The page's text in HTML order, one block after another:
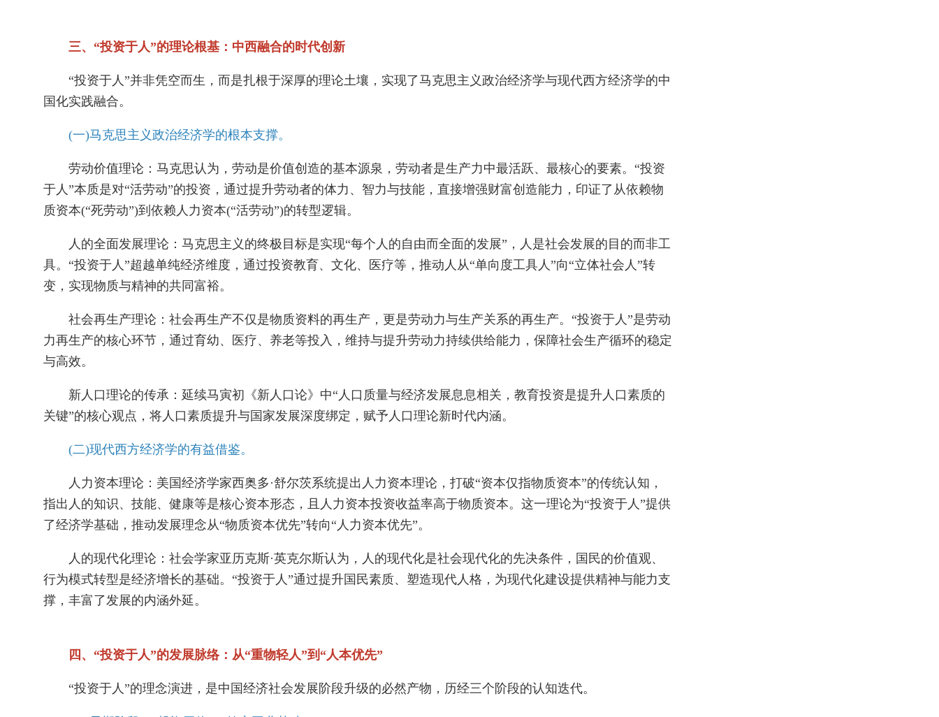
三、“投资于人”的理论根基：中西融合的时代创新
“投资于人”并非凭空而生，而是扎根于深厚的理论土壤，实现了马克思主义政治经济学与现代西方经济学的中
国化实践融合。
(一)马克思主义政治经济学的根本支撑。
劳动价值理论：马克思认为，劳动是价值创造的基本源泉，劳动者是生产力中最活跃、最核心的要素。“投资
于人”本质是对“活劳动”的投资，通过提升劳动者的体力、智力与技能，直接增强财富创造能力，印证了从依赖物
质资本(“死劳动”)到依赖人力资本(“活劳动”)的转型逻辑。
人的全面发展理论：马克思主义的终极目标是实现“每个人的自由而全面的发展”，人是社会发展的目的而非工
具。“投资于人”超越单纯经济维度，通过投资教育、文化、医疗等，推动人从“单向度工具人”向“立体社会人”转
变，实现物质与精神的共同富裕。
社会再生产理论：社会再生产不仅是物质资料的再生产，更是劳动力与生产关系的再生产。“投资于人”是劳动
力再生产的核心环节，通过育幼、医疗、养老等投入，维持与提升劳动力持续供给能力，保障社会生产循环的稳定
与高效。
新人口理论的传承：延续马寅初《新人口论》中“人口质量与经济发展息息相关，教育投资是提升人口素质的
关键”的核心观点，将人口素质提升与国家发展深度绑定，赋予人口理论新时代内涵。
(二)现代西方经济学的有益借鉴。
人力资本理论：美国经济学家西奥多·舒尔茨系统提出人力资本理论，打破“资本仅指物质资本”的传统认知，
指出人的知识、技能、健康等是核心资本形态，且人力资本投资收益率高于物质资本。这一理论为“投资于人”提供
了经济学基础，推动发展理念从“物质资本优先”转向“人力资本优先”。
人的现代化理论：社会学家亚历克斯·英克尔斯认为，人的现代化是社会现代化的先决条件，国民的价值观、
行为模式转型是经济增长的基础。“投资于人”通过提升国民素质、塑造现代人格，为现代化建设提供精神与能力支
撑，丰富了发展的内涵外延。
四、“投资于人”的发展脉络：从“重物轻人”到“人本优先”
“投资于人”的理念演进，是中国经济社会发展阶段升级的必然产物，历经三个阶段的认知迭代。